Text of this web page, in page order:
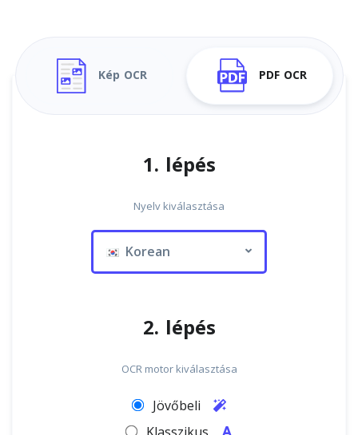
Kép OCR PDF OCR
1. lépés
Nyelv kiválasztása
Korean
2. lépés
OCR motor kiválasztása
Jövőbeli